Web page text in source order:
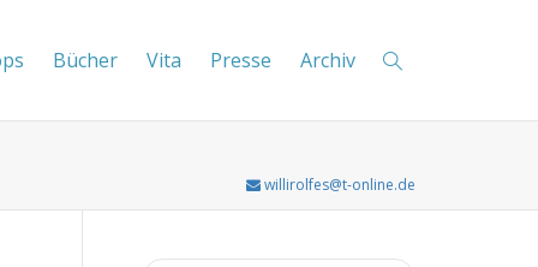
Bücher Vita Presse Archiv
willirolfes@t-online.de